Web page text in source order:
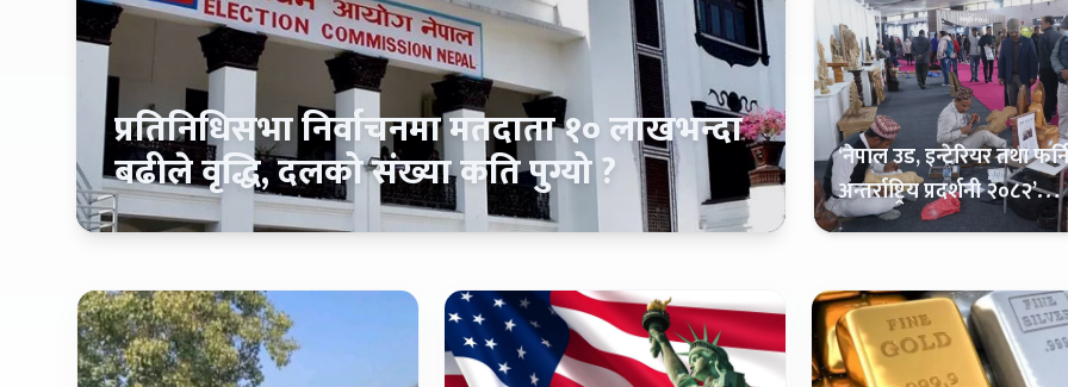
प्रतिनिधिसभा निर्वाचनमा मतदाता १० लाखभन्दा
बढीले वृद्धि, दलको संख्या कति पुग्यो ?
‘नेपाल उड, इन्टेरियर तथा
अन्तर्राष्ट्रिय प्रदर्शनी २०८२’
सफलतापूर्वक सम्पन्न